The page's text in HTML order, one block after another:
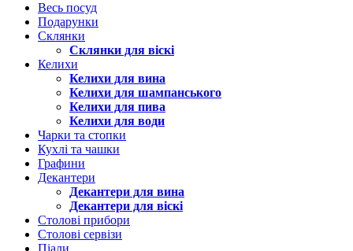
Весь посуд
Подарунки
Склянки
Склянки для віскі
Келихи
Келихи для вина
Келихи для шампанського
Келихи для пива
Келихи для води
Чарки та стопки
Кухлі та чашки
Графини
Декантери
Декантери для вина
Декантери для віскі
Столові прибори
Столові сервізи
Піали